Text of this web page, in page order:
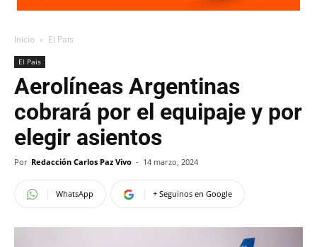
Inicio El Pais
El Pais
Aerolíneas Argentinas
cobrará por el equipaje y por
elegir asientos
Por Redacción Carlos Paz Vivo - 14 marzo, 2024
WhatsApp + Seguinos en Google